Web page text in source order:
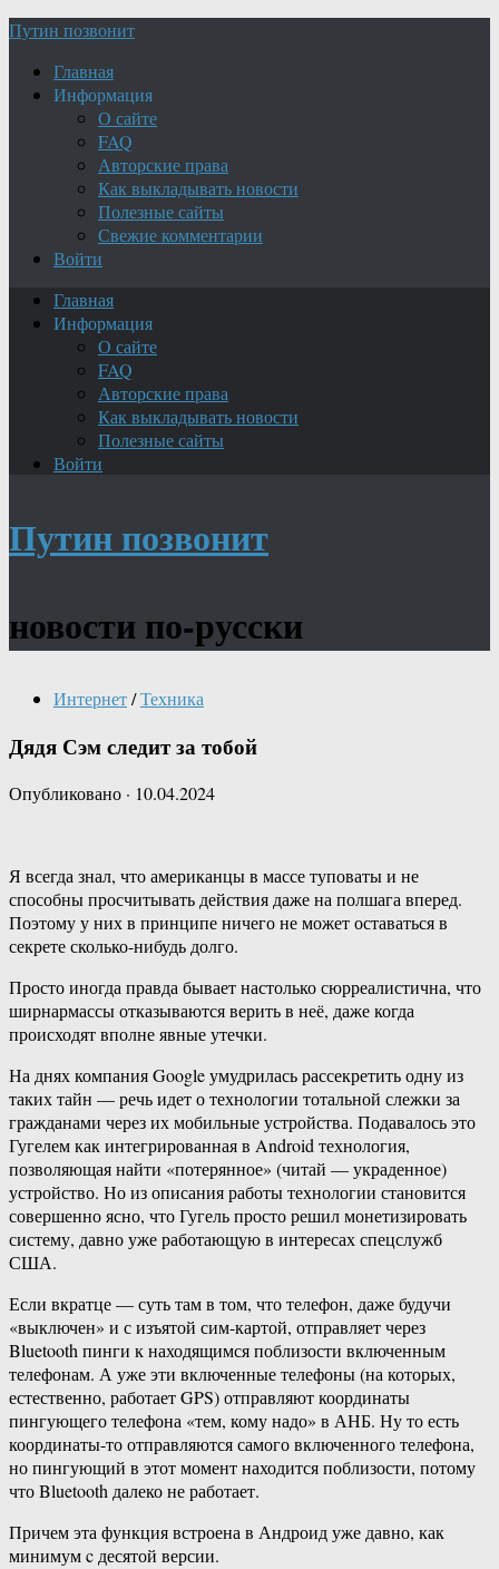
Путин позвонит
Главная
Информация
О сайте
FAQ
Авторские права
Как выкладывать новости
Полезные сайты
Свежие комментарии
Войти
Главная
Информация
О сайте
FAQ
Авторские права
Как выкладывать новости
Полезные сайты
Войти
Путин позвонит
новости по-русски
Интернет/Техника
Дядя Сэм следит за тобой
Опубликовано · 10.04.2024
Я всегда знал, что американцы в массе туповаты и не
способны просчитывать действия даже на полшага вперед.
Поэтому у них в принципе ничего не может оставаться в
секрете сколько-нибудь долго.
Просто иногда правда бывает настолько сюрреалистична, что
ширнармассы отказываются верить в неё, даже когда
происходят вполне явные утечки.
На днях компания Google умудрилась рассекретить одну из
таких тайн — речь идет о технологии тотальной слежки за
гражданами через их мобильные устройства. Подавалось это
Гугелем как интегрированная в Android технология,
позволяющая найти «потерянное» (читай — украденное)
устройство. Но из описания работы технологии становится
совершенно ясно, что Гугель просто решил монетизировать
систему, давно уже работающую в интересах спецслужб
США.
Если вкратце — суть там в том, что телефон, даже будучи
«выключен» и с изъятой сим-картой, отправляет через
Bluetooth пинги к находящимся поблизости включенным
телефонам. А уже эти включенные телефоны (на которых,
естественно, работает GPS) отправляют координаты
пингующего телефона «тем, кому надо» в АНБ. Ну то есть
координаты-то отправляются самого включенного телефона,
но пингующий в этот момент находится поблизости, потому
что Bluetooth далеко не работает.
Причем эта функция встроена в Андроид уже давно, как
минимум c десятой версии.